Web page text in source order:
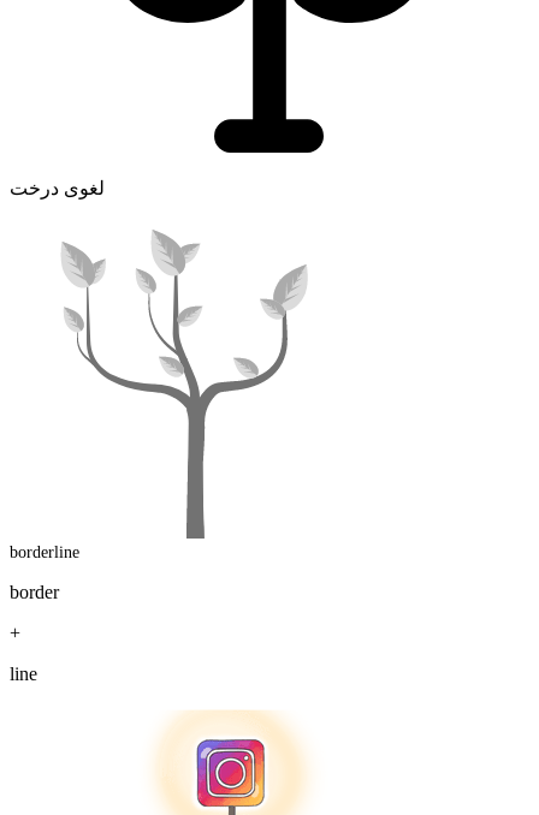
لغوی درخت
borderline
border
+
line